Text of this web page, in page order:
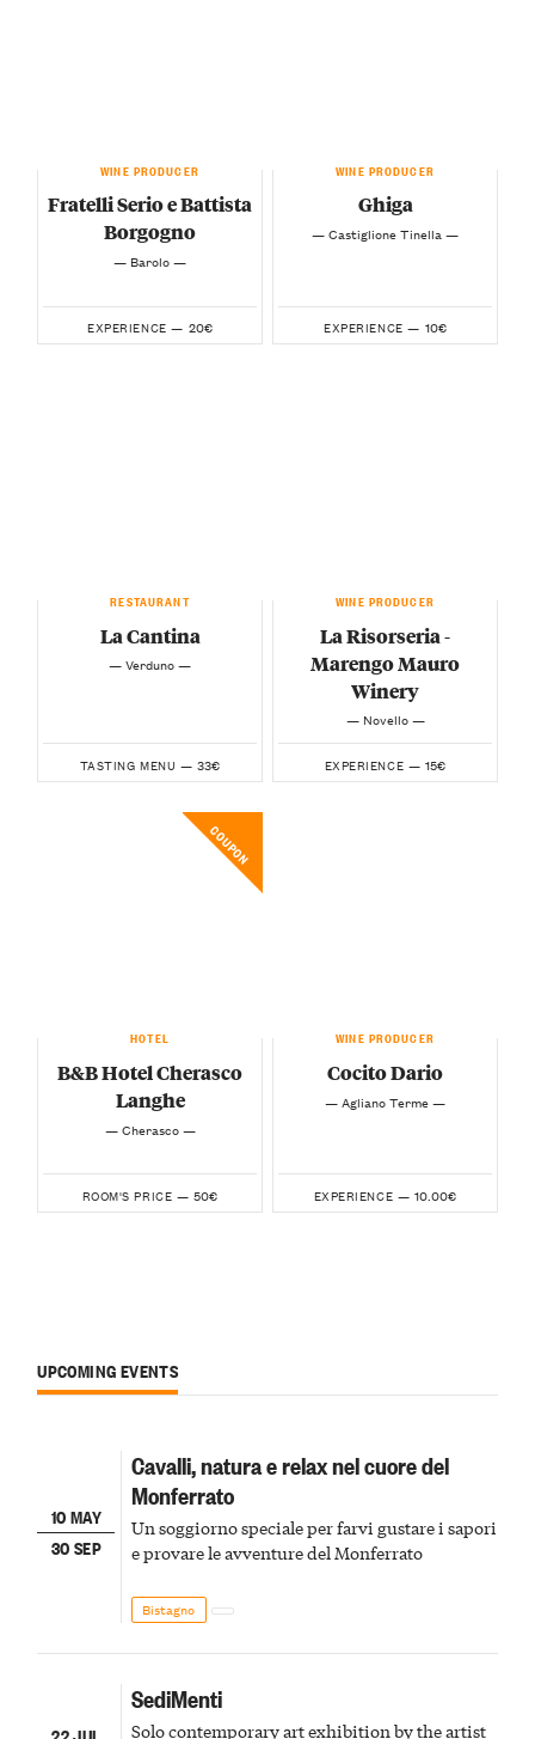
WINE PRODUCER
Fratelli Serio e Battista
Borgogno
— Barolo —
EXPERIENCE — 20€
WINE PRODUCER
Ghiga
— Castiglione Tinella —
EXPERIENCE — 10€
RESTAURANT
La Cantina
— Verduno —
TASTING MENU — 33€
WINE PRODUCER
La Risorseria -
Marengo Mauro
Winery
— Novello —
EXPERIENCE — 15€
COUPON
HOTEL
B&B Hotel Cherasco
Langhe
— Cherasco —
ROOM'S PRICE — 50€
WINE PRODUCER
Cocito Dario
— Agliano Terme —
EXPERIENCE — 10.00€
UPCOMING EVENTS
10 MAY
30 SEP
Cavalli, natura e relax nel cuore del
Monferrato
Un soggiorno speciale per farvi gustare i sapori
e provare le avventure del Monferrato
Bistagno
SediMenti
Solo contemporary art exhibition by the artist